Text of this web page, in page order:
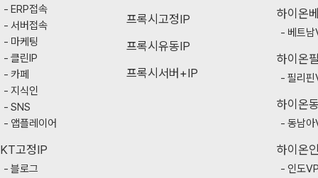
ERP접속
서버접속
마케팅
클린IP
카페
지식인
SNS
앱플레이어
KT고정IP
블로그
프록시고정IP
프록시유동IP
프록시서버+IP
하이온
베트
하이온
필리
하이온
동남
하이온
인도